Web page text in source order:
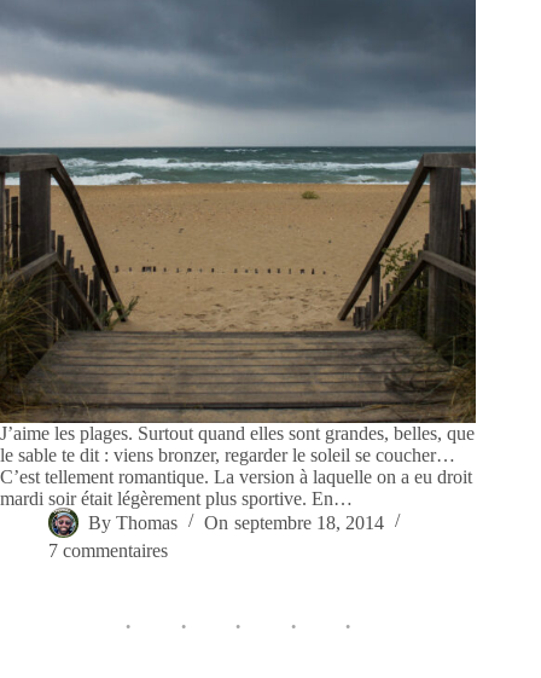
J’aime les plages. Surtout quand elles sont grandes, belles, que
le sable te dit : viens bronzer, regarder le soleil se coucher…
C’est tellement romantique. La version à laquelle on a eu droit
mardi soir était légèrement plus sportive. En…
By Thomas On septembre 18, 2014
7 commentaires